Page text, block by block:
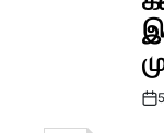
Post